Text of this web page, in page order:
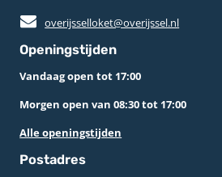
overijsselloket@overijssel.nl
Openingstijden
Vandaag open tot 17:00
Morgen open van 08:30 tot 17:00
Alle openingstijden
Postadres